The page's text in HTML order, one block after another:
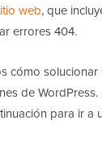
web, que
errores 404.
cómo
de
para ir a